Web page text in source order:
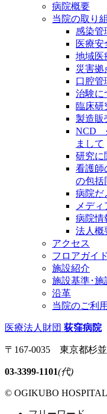
病院概要
当院の取り
感染管
医療安
地域医
災害拠
口腔管
治験に
臨床研
製造販
NCD
まして
研究に
看護師
の包括
病院だ
メデ
病院情
法人概
アクセス
フロアガイド
施設紹介
施設基準･施
沿革
当院のご利
医療法人財団 荻窪病院
〒167-0035 東京都杉
03-3399-1101(代)
© OGIKUBO